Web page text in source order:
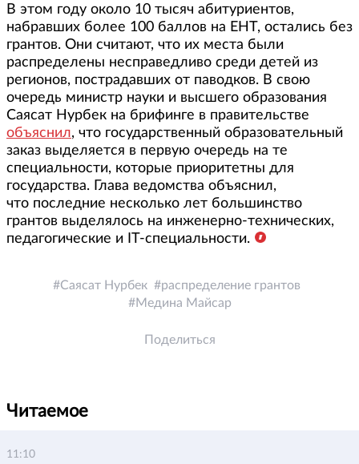
В этом году около 10 тысяч абитуриентов,
набравших более 100 баллов на ЕНТ, остались без
грантов. Они считают, что их места были
распределены несправедливо среди детей из
регионов, пострадавших от паводков. В свою
очередь министр науки и высшего образования
Саясат Нурбек на брифинге в правительстве
объяснил, что государственный образовательный
заказ выделяется в первую очередь на те
специальности, которые приоритетны для
государства. Глава ведомства объяснил,
что последние несколько лет большинство
грантов выделялось на инженерно-технических,
педагогические и IT-специальности.
Саясат Нурбек
распределение грантов
Медина Майсар
Поделиться
Читаемое
11:10